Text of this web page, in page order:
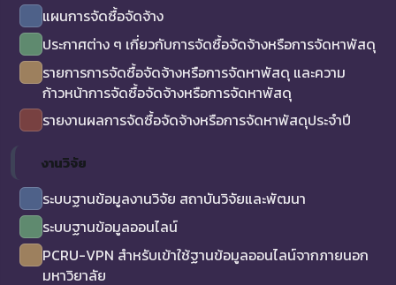
แผนการจัดซื้อจัดจ้าง
ประกาศต่าง ๆ เกี่ยวกับการจัดซื้อจัดจ้างหรือการจัดหาพัสดุ
รายการการจัดซื้อจัดจ้างหรือการจัดหาพัสดุ และความ
ก้าวหน้าการจัดซื้อจัดจ้างหรือการจัดหาพัสดุ
รายงานผลการจัดซื้อจัดจ้างหรือการจัดหาพัสดุประจำปี
งานวิจัย
ระบบฐานข้อมูลงานวิจัย สถาบันวิจัยและพัฒนา
ระบบฐานข้อมูลออนไลน์
PCRU-VPN สำหรับเข้าใช้ฐานข้อมูลออนไลน์จากภายนอก
มหาวิยาลัย